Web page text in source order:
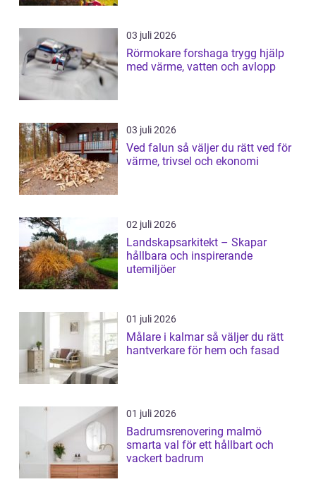
03 juli 2026
Rörmokare forshaga trygg hjälp
med värme, vatten och avlopp
03 juli 2026
Ved falun så väljer du rätt ved för
värme, trivsel och ekonomi
02 juli 2026
Landskapsarkitekt – Skapar
hållbara och inspirerande
utemiljöer
01 juli 2026
Målare i kalmar så väljer du rätt
hantverkare för hem och fasad
01 juli 2026
Badrumsrenovering malmö
smarta val för ett hållbart och
vackert badrum